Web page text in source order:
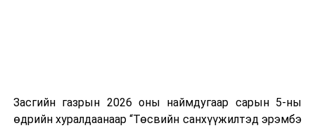
Шинэ хууль Францын зах зээлд үйлчилдэг гадаадын
дуудлагын төвүүдэд нөлөөлөхөөр байна. Тухайлбал,
Засгийн газрын 2026 оны наймдугаар сарын 5-ны
өдрийн хуралдаанаар “Төсвийн санхүүжилтэд эрэмбэ